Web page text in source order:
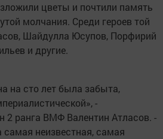
цветы и почтили память
молчания. Среди героев той
Шайдулла Юсупов, Порфирий
и другие.
на сто лет была забыта,
-
2 ранга ВМФ Валентин Атласов. -
неизвестная, самая